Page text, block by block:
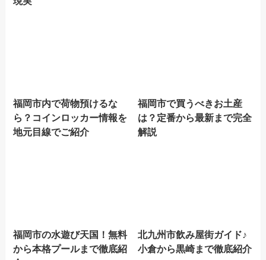
福岡市内で荷物預けるな
ら？コインロッカー情報を
地元目線でご紹介
福岡市で買うべきお土産
は？定番から最新まで完全
解説
福岡市の水遊び天国！無料
から本格プールまで徹底紹
北九州市飲み屋街ガイド♪
小倉から黒崎まで徹底紹介